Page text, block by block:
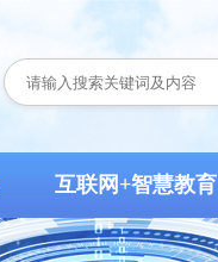
互联网+智慧教育